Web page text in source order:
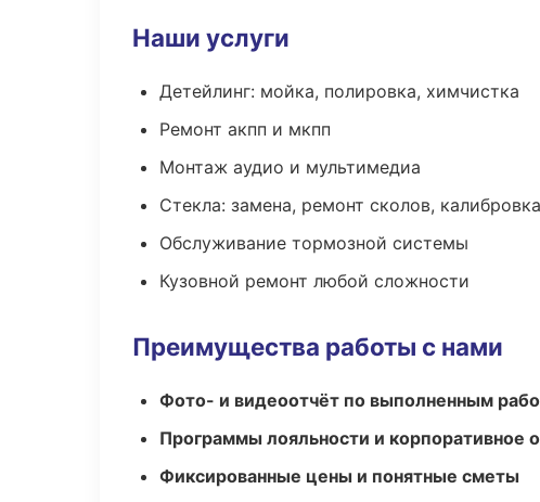
Наши услуги
Детейлинг: мойка, полировка, химчистка
Ремонт акпп и мкпп
Монтаж аудио и мультимедиа
Стекла: замена, ремонт сколов,
Обслуживание тормозной системы
Кузовной ремонт любой сложности
Преимущества работы с нами
Фото- и видеоотчёт по выполненным
Программы лояльности и корпоративное
Фиксированные цены и понятные сметы